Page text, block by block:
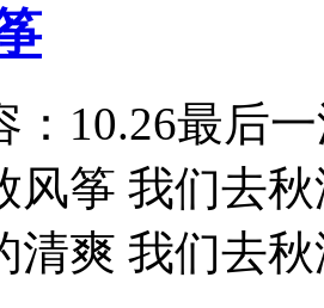
：10.26最后
风筝 我们去
清爽 我们去